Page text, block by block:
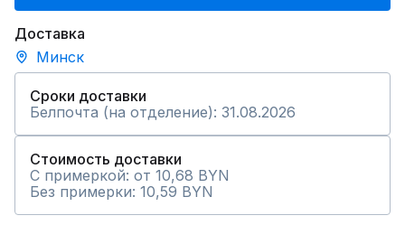
Доставка
Минск
Сроки доставки
Белпочта (на отделение): 31.08.2026
Стоимость доставки
С примеркой: от 10,68 BYN
Без примерки: 10,59 BYN